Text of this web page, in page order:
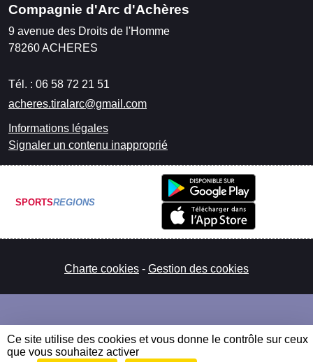
Compagnie d'Arc d'Achères
9 avenue des Droits de l'Homme
78260ACHERES
Tél. : 06 58 72 21 51
acheres.tiralarc@gmail.com
Informations légales
Signaler un contenu inapproprié
SPORTSREGIONS
Charte cookies Gestion des cookies
Ce site utilise des cookies et vous donne le contrôle sur ceux
que vous souhaitez activer